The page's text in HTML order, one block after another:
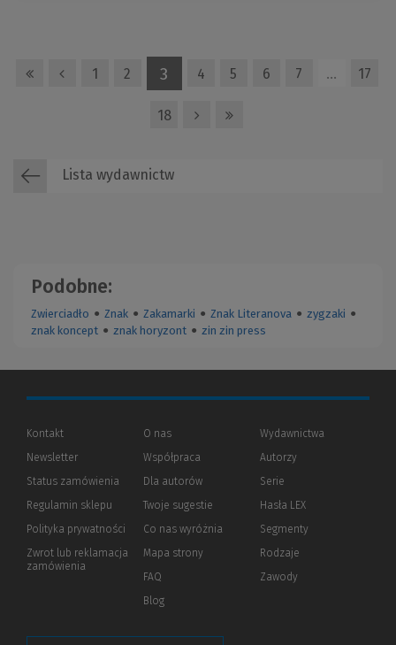
1 2 3 4 5 6 7 … 17
18
Lista wydawnictw
Podobne:
Zwierciadło ● Znak ● Zakamarki ● Znak Literanova ● zygzaki ●
znak koncept ● znak horyzont ● zin zin press
Kontakt
Newsletter
Status zamówienia
Regulamin sklepu
Polityka prywatności (Nowe
(Link
innej
Zwrot lub reklamacja
zamówienia
O nas
Współpraca
Dla autorów(Nowe
(Link
innej
strony)
Twoje sugestie
Co nas wyróżnia
Mapa strony
FAQ
Blog
Wydawnictwa
Autorzy
Serie
Hasła LEX
Segmenty
Rodzaje
Zawody